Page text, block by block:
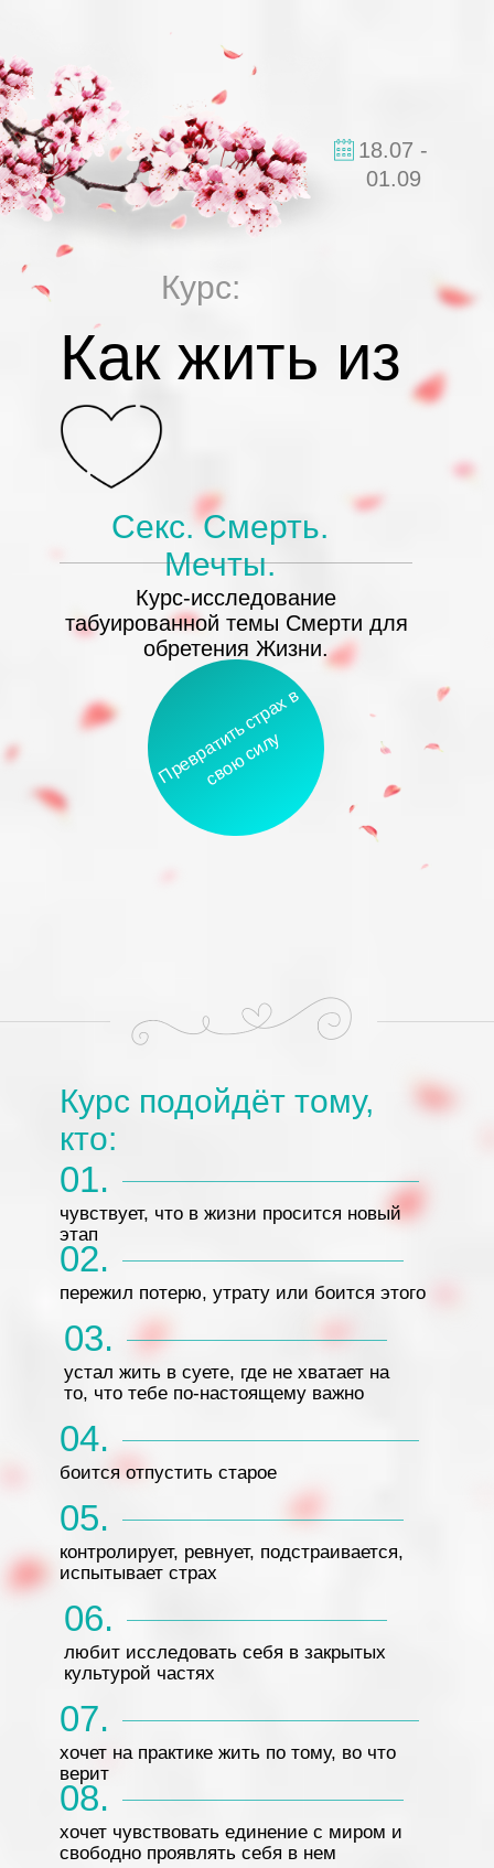
Курс:
Как жить из
Секс. Смерть.
Мечты.
П
р
е
в
р
а
т
и
т
ь
с
т
р
а
х
в
с
в
о
ю
с
и
л
у
Курс-исследование
табуированной темы Смерти для
обретения Жизни.
18.07 -
01.09
Курс подойдёт тому,
кто:
01.
чувствует, что в жизни просится новый
этап
02.
пережил потерю, утрату или боится этого
03.
устал жить в суете, где не хватает на
то, что тебе по-настоящему важно
04.
боится отпустить старое
05.
контролирует, ревнует, подстраивается,
испытывает страх
06.
любит исследовать себя в закрытых
культурой частях
07.
хочет на практике жить по тому, во что
верит
08.
хочет чувствовать единение с миром и
свободно проявлять себя в нем